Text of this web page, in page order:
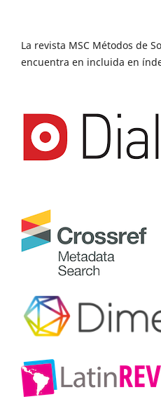
La revista MSC Métodos de
encuentra en incluida en